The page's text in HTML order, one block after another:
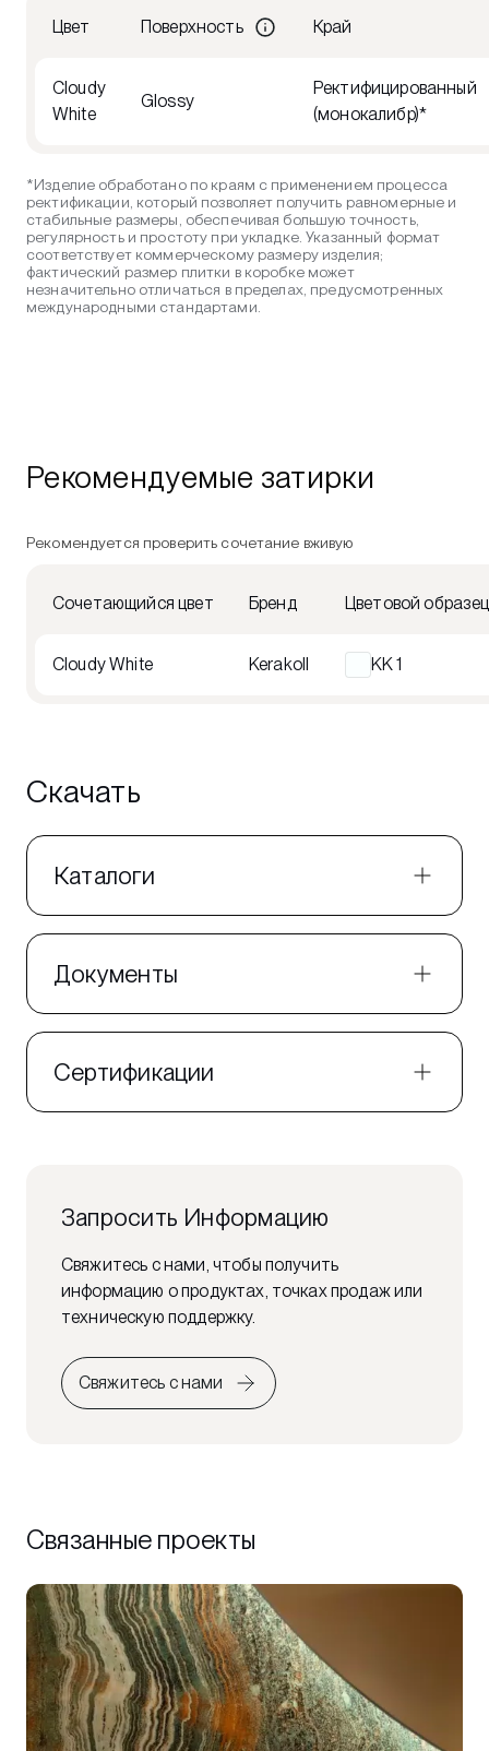
Цвет Поверхность Край
Cloudy
White
Glossy
Ректифицированный
(монокалибр)*
*Изделие обработано по краям с применением процесса
ректификации, который позволяет получить равномерные и
стабильные размеры, обеспечивая большую точность,
регулярность и простоту при укладке. Указанный формат
соответствует коммерческому размеру изделия;
фактический размер плитки в коробке может
незначительно отличаться в пределах, предусмотренных
международными стандартами.
Рекомендуемые затирки
Рекомендуется проверить сочетание вживую
Сочетающийся цвет Бренд Цветовой образец
Cloudy White Kerakoll KK 1
Скачать
Каталоги
Документы
Сертификации
Запросить Информацию
Свяжитесь с нами, чтобы получить
информацию о продуктах, точках продаж или
техническую поддержку.
Свяжитесь с нами
Связанные проекты